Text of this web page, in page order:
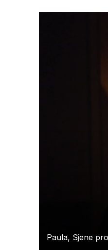
Paula, Sjene